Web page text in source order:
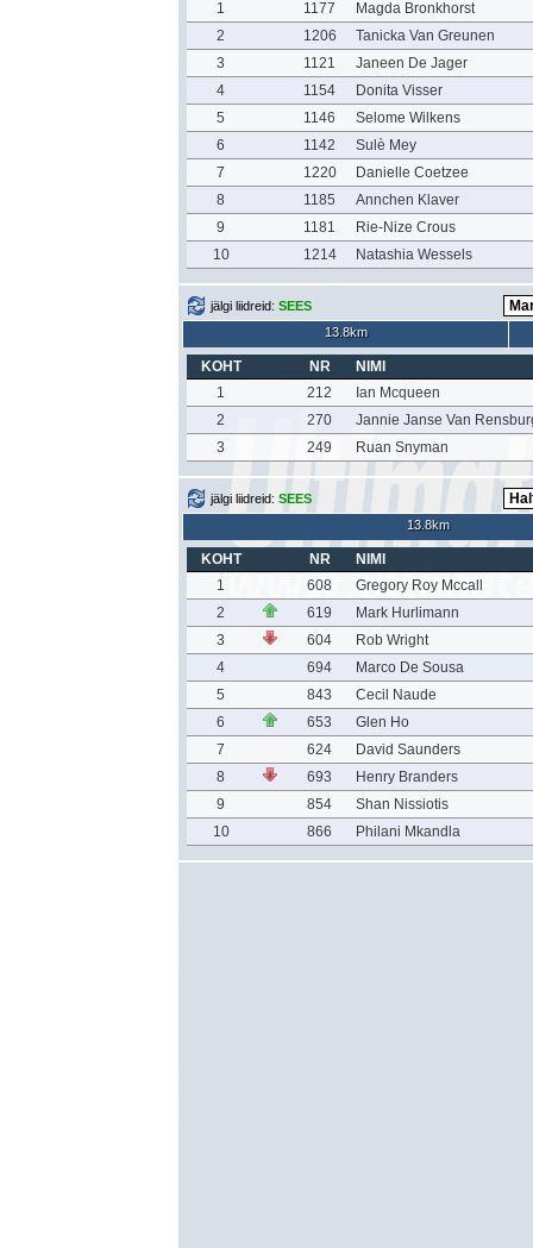
1 1177
Magda Bronkhorst
2
1206
Tanicka Van Greunen
3
1121
Janeen De Jager
4
1154
Donita Visser
5
1146
Selome Wilkens
6
1142
Sulè Mey
7
1220
Danielle Coetzee
8
1185
Annchen Klaver
9
1181
Rie-Nize Crous
10
1214 Natashia Wessels
jälgi liidreid: SEES
13.8km
KOHT NR
NIMI
1
212
Ian Mcqueen
2
270
Jannie Janse Van
3
249 Ruan Snyman
jälgi liidreid: SEES
13.8km
KOHT NR
NIMI
1
608
Gregory Roy Mccall
2
619
Mark Hurlimann
3
604
Rob Wright
4
694
Marco De Sousa
5
843
Cecil Naude
6
653
Glen Ho
7
624
David Saunders
8
693
Henry Branders
9
854
Shan Nissiotis
10
866 Philani Mkandla